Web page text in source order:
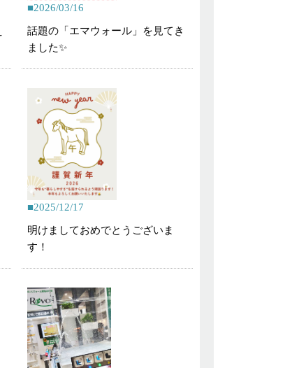
2026/03/16
話題の「エマウォール」を見てき
ました✨
2025/12/17
明けましておめでとうございま
す！